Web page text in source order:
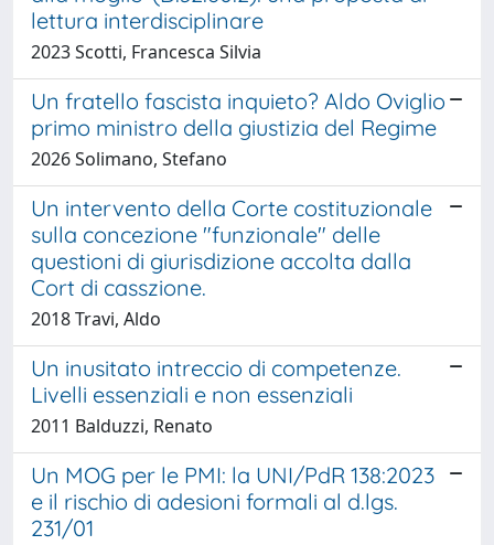
lettura interdisciplinare
2023 Scotti, Francesca Silvia
Un fratello fascista inquieto? Aldo Oviglio
primo ministro della giustizia del Regime
2026 Solimano, Stefano
Un intervento della Corte costituzionale
sulla concezione "funzionale" delle
questioni di giurisdizione accolta dalla
Cort di casszione.
2018 Travi, Aldo
Un inusitato intreccio di competenze.
Livelli essenziali e non essenziali
2011 Balduzzi, Renato
Un MOG per le PMI: la UNI/PdR 138:2023
e il rischio di adesioni formali al d.lgs.
231/01